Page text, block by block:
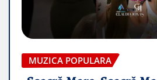
MUZICA POPULARA